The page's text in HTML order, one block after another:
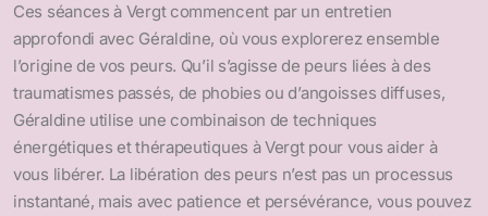
Ces séances à Vergt commencent par un entretien
approfondi avec Géraldine, où vous explorerez ensemble
l’origine de vos peurs. Qu’il s’agisse de peurs liées à des
traumatismes passés, de phobies ou d’angoisses diffuses,
Géraldine utilise une combinaison de techniques
énergétiques et thérapeutiques à Vergt pour vous aider à
vous libérer. La libération des peurs n’est pas un processus
instantané, mais avec patience et persévérance, vous pouvez